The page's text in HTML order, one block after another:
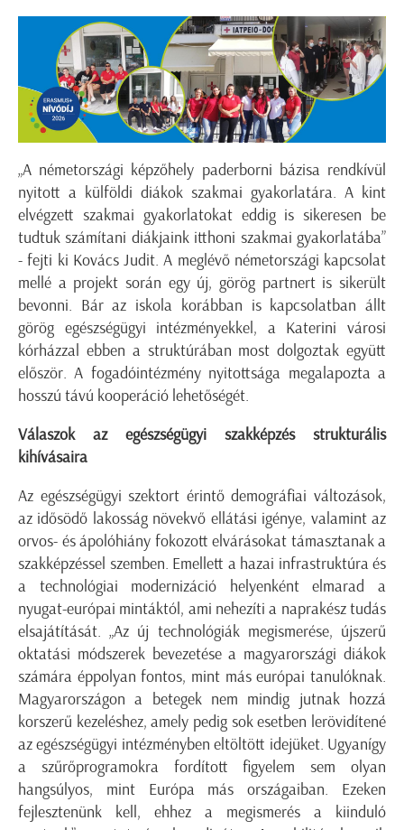
„A németországi képzőhely paderborni bázisa rendkívül
nyitott a külföldi diákok szakmai gyakorlatára. A kint
elvégzett szakmai gyakorlatokat eddig is sikeresen be
tudtuk számítani diákjaink itthoni szakmai gyakorlatába”
- fejti ki Kovács Judit. A meglévő németországi kapcsolat
mellé a projekt során egy új, görög partnert is sikerült
bevonni. Bár az iskola korábban is kapcsolatban állt
görög egészségügyi intézményekkel, a Katerini városi
kórházzal ebben a struktúrában most dolgoztak együtt
először. A fogadóintézmény nyitottsága megalapozta a
hosszú távú kooperáció lehetőségét.
Válaszok az egészségügyi szakképzés strukturális
kihívásaira
Az egészségügyi szektort érintő demográfiai változások,
az idősödő lakosság növekvő ellátási igénye, valamint az
orvos- és ápolóhiány fokozott elvárásokat támasztanak a
szakképzéssel szemben. Emellett a hazai infrastruktúra és
a technológiai modernizáció helyenként elmarad a
nyugat-európai mintáktól, ami nehezíti a naprakész tudás
elsajátítását. „Az új technológiák megismerése, újszerű
oktatási módszerek bevezetése a magyarországi diákok
számára éppolyan fontos, mint más európai tanulóknak.
Magyarországon a betegek nem mindig jutnak hozzá
korszerű kezeléshez, amely pedig sok esetben lerövidítené
az egészségügyi intézményben eltöltött idejüket. Ugyanígy
a szűrőprogramokra fordított figyelem sem olyan
hangsúlyos, mint Európa más országaiban. Ezeken
fejlesztenünk kell, ehhez a megismerés a kiinduló